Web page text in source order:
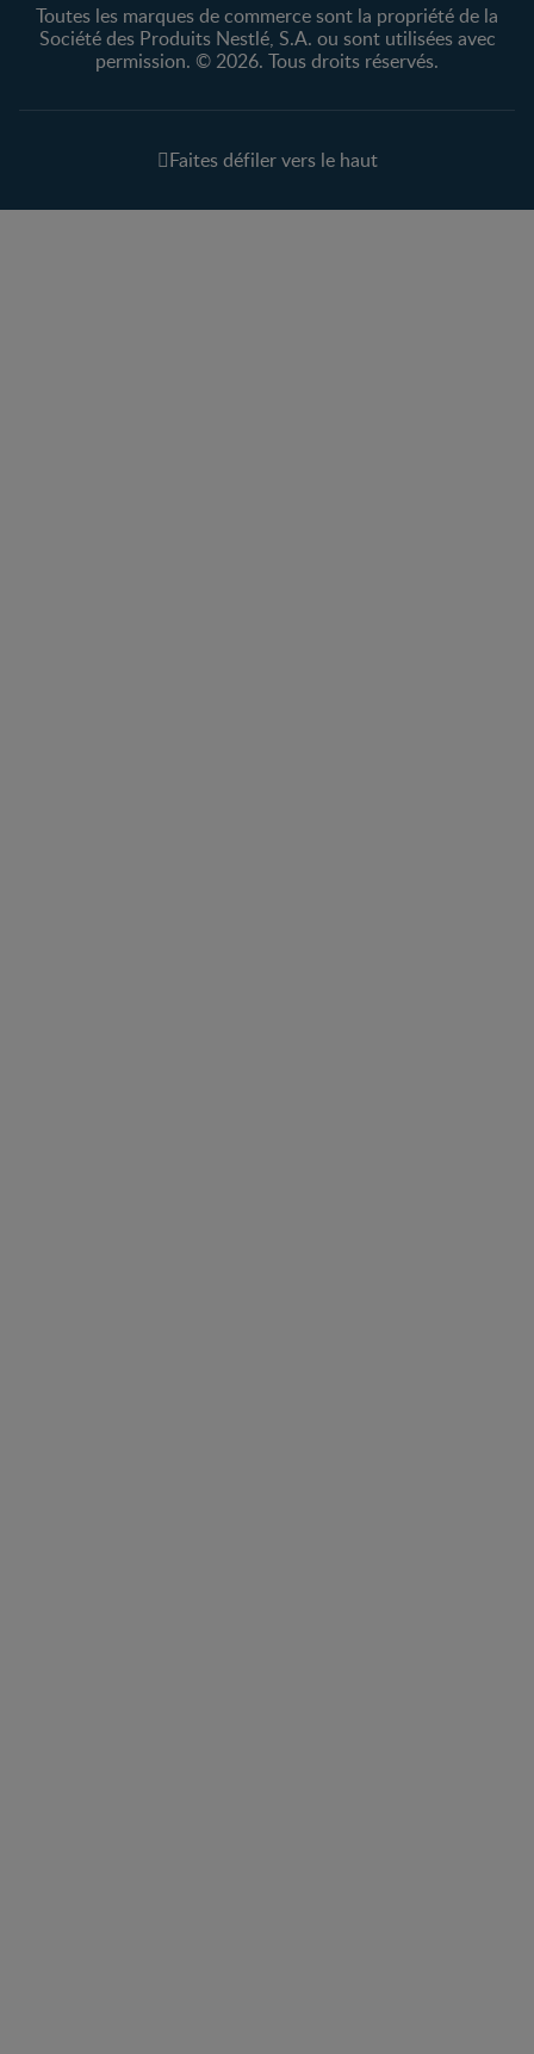
Toutes les marques de commerce sont la propriété de la
Société des Produits Nestlé, S.A. ou sont utilisées avec
permission. © 2026. Tous droits réservés.
Faites défiler vers le haut